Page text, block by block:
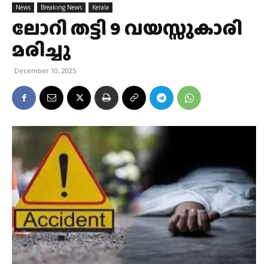
News Breaking News Kerala
ലോറി തട്ടി 9 വയസ്സുകാരി
മരിച്ചു
December 10, 2025